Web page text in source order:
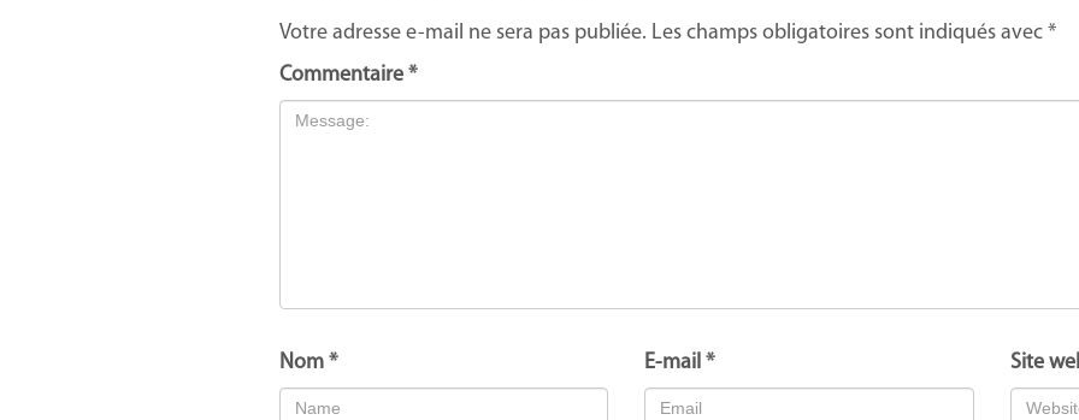
Votre adresse e-mail ne sera pas publiée. Les champs obligatoires sont indiqués avec *
Commentaire *
Nom * E-mail* Site